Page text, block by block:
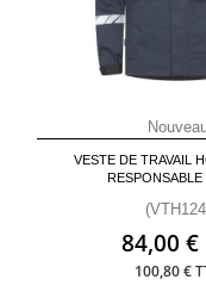
VESTE DE TRAVAIL
RESPONSABLE
84,00 €
100,80 €